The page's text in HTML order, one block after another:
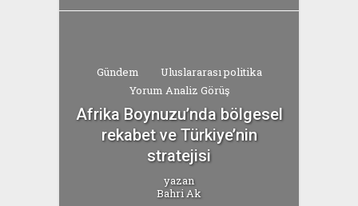
Gündem
Uluslararası politika
Yorum Analiz Görüş
Afrika Boynuzu’nda bölgesel
rekabet ve Türkiye’nin
stratejisi
yazan
Bahri Ak